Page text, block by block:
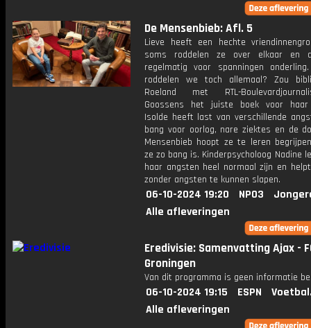
De Mensenbieb: Afl. 5
Lieve heeft een hechte
soms roddelen ze over elkaar en
regelmatig voor spanningen
roddelen we toch allemaal? Zou
Roeland met RTL-
Goossens het juiste boek voor haar
Isolde heeft last van verschillende
bang voor oorlog, nare ziektes en de
Mensenbieb hoopt ze te leren
ze zo bang is. Kinderpsycholoog Nadine
haar angsten heel normaal zijn en
zonder angsten te kunnen slapen.
06-10-2024 19:20 NPO3
Alle afleveringen
Eredivisie: Samenvatting Ajax -
Groningen
Van dit programma is geen informatie
06-10-2024 19:15 ESPN
Alle afleveringen